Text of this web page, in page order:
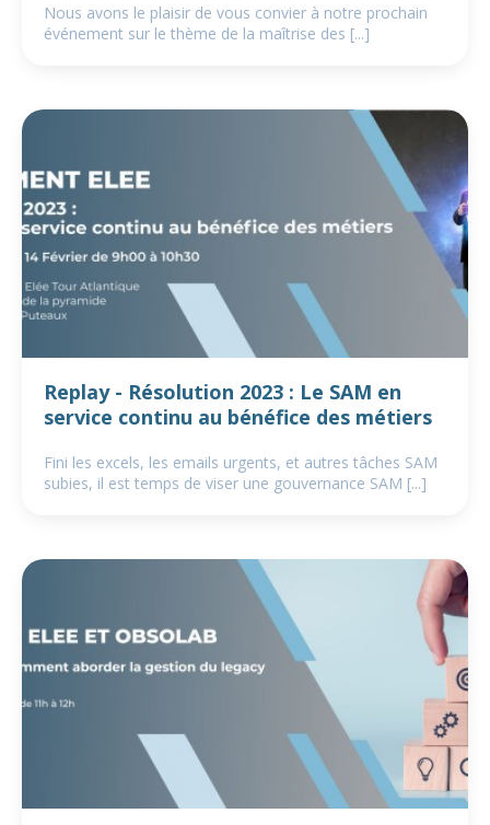
Nous avons le plaisir de vous convier à notre prochain
événement sur le thème de la maîtrise des [...]
Replay - Résolution 2023 : Le SAM en
service continu au bénéfice des métiers
Fini les excels, les emails urgents, et autres tâches SAM
subies, il est temps de viser une gouvernance SAM [...]